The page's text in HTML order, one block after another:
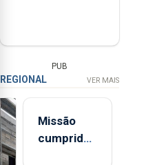
PUB
REGIONAL VER MAIS
Missão
cumprida: